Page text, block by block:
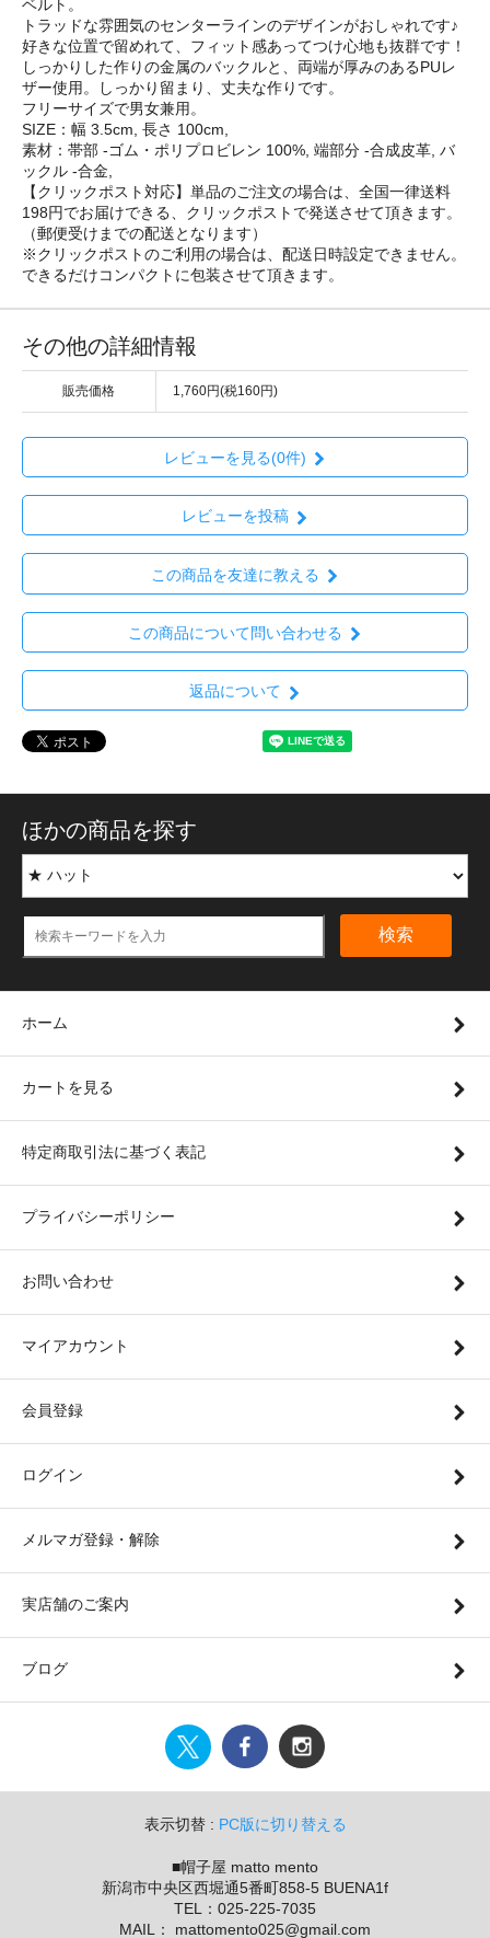
ベルト。
トラッドな雰囲気のセンターラインのデザインがおしゃれです♪
好きな位置で留めれて、フィット感あってつけ心地も抜群です！
しっかりした作りの金属のバックルと、両端が厚みのあるPUレ
ザー使用。しっかり留まり、丈夫な作りです。
フリーサイズで男女兼用。
SIZE：幅 3.5cm, 長さ 100cm,
素材：帯部 -ゴム・ポリプロビレン 100%, 端部分 -合成皮革, バ
ックル -合金,
【クリックポスト対応】単品のご注文の場合は、全国一律送料
198円でお届けできる、クリックポストで発送させて頂きます。
（郵便受けまでの配送となります）
※クリックポストのご利用の場合は、配送日時設定できません。
できるだけコンパクトに包装させて頂きます。
その他の詳細情報
販売価格 1,760円(税160円)
レビューを見る(0件)
レビューを投稿
この商品を友達に教える
この商品について問い合わせる
返品について
ほかの商品を探す
検索
ホーム
カートを見る
特定商取引法に基づく表記
プライバシーポリシー
お問い合わせ
マイアカウント
会員登録
ログイン
メルマガ登録・解除
実店舗のご案内
ブログ
表示切替 : PC版に切り替える
■帽子屋 matto mento
新潟市中央区西堀通5番町858-5 BUENA1f
TEL：025-225-7035
MAIL： mattomento025@gmail.com